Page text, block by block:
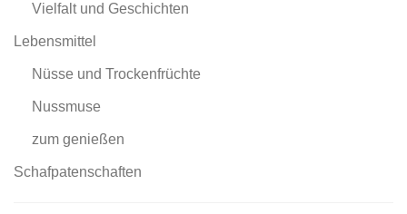
Vielfalt und Geschichten
Lebensmittel
Nüsse und Trockenfrüchte
Nussmuse
zum genießen
Schafpatenschaften